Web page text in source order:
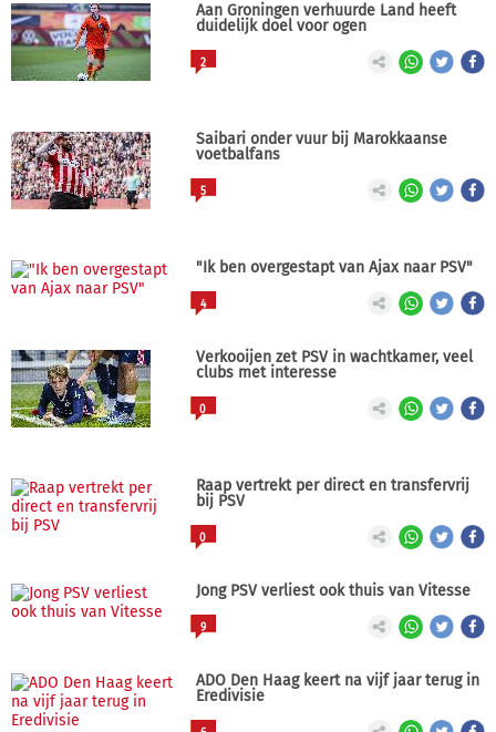
Aan Groningen verhuurde Land heeft
duidelijk doel voor ogen
2
Saibari onder vuur bij Marokkaanse
voetbalfans
5
"Ik ben overgestapt van Ajax naar PSV"
4
Verkooijen zet PSV in wachtkamer, veel
clubs met interesse
0
Raap vertrekt per direct en transfervrij
bij PSV
0
Jong PSV verliest ook thuis van Vitesse
9
ADO Den Haag keert na vijf jaar terug in
Eredivisie